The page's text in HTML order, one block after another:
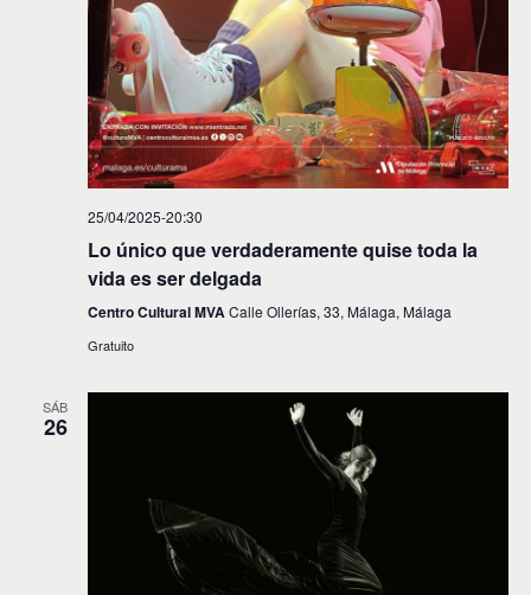
25/04/2025-20:30
Lo único que verdaderamente quise toda la
vida es ser delgada
Centro Cultural MVACalle Ollerías, 33, Málaga, Málaga
Gratuito
SÁB
26